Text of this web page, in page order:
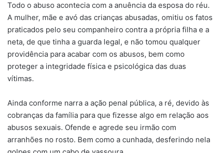
Todo o abuso acontecia com a anuência da esposa do réu.
A mulher, mãe e avó das crianças abusadas, omitiu os fatos
praticados pelo seu companheiro contra a própria filha e a
neta, de que tinha a guarda legal, e não tomou qualquer
providência para acabar com os abusos, bem como
proteger a integridade física e psicológica das duas
vítimas.
Ainda conforme narra a ação penal pública, a ré, devido às
cobranças da família para que fizesse algo em relação aos
abusos sexuais. Ofende e agrede seu irmão com
arranhões no rosto. Bem como a cunhada, desferindo nela